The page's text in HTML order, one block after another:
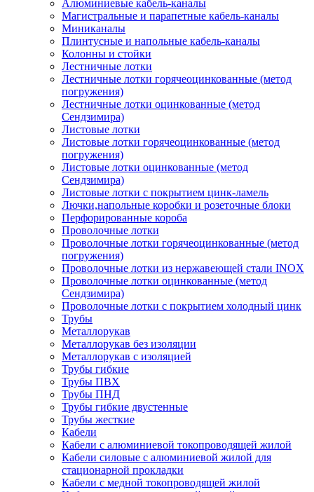
Алюминиевые кабель-каналы
Магистральные и парапетные кабель-каналы
Миниканалы
Плинтусные и напольные кабель-каналы
Колонны и стойки
Лестничные лотки
Лестничные лотки горячеоцинкованные (метод
погружения)
Лестничные лотки оцинкованные (метод
Сендзимира)
Листовые лотки
Листовые лотки горячеоцинкованные (метод
погружения)
Листовые лотки оцинкованные (метод
Сендзимира)
Листовые лотки с покрытием цинк-ламель
Лючки,напольные коробки и розеточные блоки
Перфорированные короба
Проволочные лотки
Проволочные лотки горячеоцинкованные (метод
погружения)
Проволочные лотки из нержавеющей стали INOX
Проволочные лотки оцинкованные (метод
Сендзимира)
Проволочные лотки с покрытием холодный цинк
Трубы
Металлорукав
Металлорукав без изоляции
Металлорукав с изоляцией
Трубы гибкие
Трубы ПВХ
Трубы ПНД
Трубы гибкие двустенные
Трубы жесткие
Кабели
Кабели с алюминиевой токопроводящей жилой
Кабели силовые с алюминиевой жилой для
стационарной прокладки
Кабели с медной токопроводящей жилой